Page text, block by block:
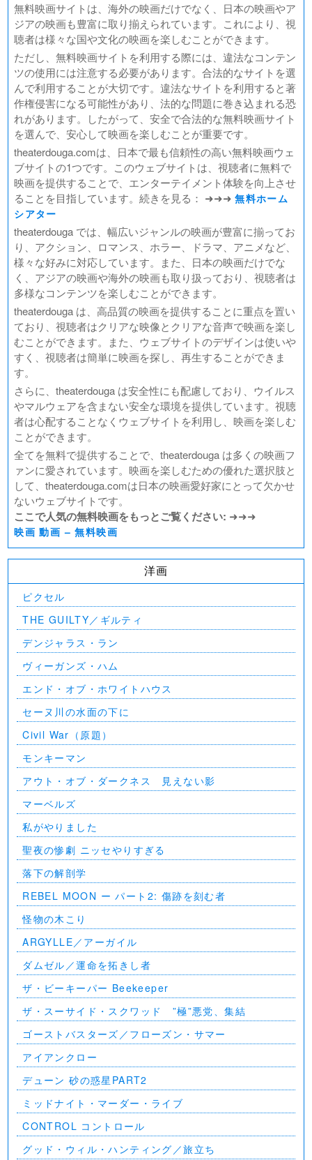
無料映画サイトは、海外の映画だけでなく、日本の映画やア
ジアの映画も豊富に取り揃えられています。これにより、視
聴者は様々な国や文化の映画を楽しむことができます。
ただし、無料映画サイトを利用する際には、違法なコンテン
ツの使用には注意する必要があります。合法的なサイトを選
んで利用することが大切です。違法なサイトを利用すると著
作権侵害になる可能性があり、法的な問題に巻き込まれる恐
れがあります。したがって、安全で合法的な無料映画サイト
を選んで、安心して映画を楽しむことが重要です。
theaterdouga.comは、日本で最も信頼性の高い無料映画ウェ
ブサイトの1つです。このウェブサイトは、視聴者に無料で
映画を提供することで、エンターテイメント体験を向上させ
ることを目指しています。続きを見る： ➜➜➜無料ホーム
シアター
theaterdouga では、幅広いジャンルの映画が豊富に揃ってお
り、アクション、ロマンス、ホラー、ドラマ、アニメなど、
様々な好みに対応しています。また、日本の映画だけでな
く、アジアの映画や海外の映画も取り扱っており、視聴者は
多様なコンテンツを楽しむことができます。
theaterdouga は、高品質の映画を提供することに重点を置い
ており、視聴者はクリアな映像とクリアな音声で映画を楽し
むことができます。また、ウェブサイトのデザインは使いや
すく、視聴者は簡単に映画を探し、再生することができま
す。
さらに、theaterdouga は安全性にも配慮しており、ウイルス
やマルウェアを含まない安全な環境を提供しています。視聴
者は心配することなくウェブサイトを利用し、映画を楽しむ
ことができます。
全てを無料で提供することで、theaterdouga は多くの映画フ
ァンに愛されています。映画を楽しむための優れた選択肢と
して、theaterdouga.comは日本の映画愛好家にとって欠かせ
ないウェブサイトです。
ここで人気の無料映画をもっとご覧ください: ➜➜➜
映画 動画 – 無料映画
洋画
ピクセル
THE GUILTY／ギルティ
デンジャラス・ラン
ヴィーガンズ・ハム
エンド・オブ・ホワイトハウス
セーヌ川の水面の下に
Civil War（原題）
モンキーマン
アウト・オブ・ダークネス 見えない影
マーベルズ
私がやりました
聖夜の惨劇 ニッセやりすぎる
落下の解剖学
REBEL MOON ー パート2: 傷跡を刻む者
怪物の木こり
ARGYLLE／アーガイル
ダムゼル／運命を拓きし者
ザ・ビーキーパー Beekeeper
ザ・スーサイド・スクワッド ”極”悪党、集結
ゴーストバスターズ／フローズン・サマー
アイアンクロー
デューン 砂の惑星PART2
ミッドナイト・マーダー・ライブ
CONTROL コントロール
グッド・ウィル・ハンティング／旅立ち